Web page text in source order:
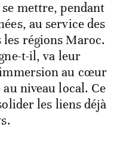
mettre, pendant
au service des
régions Maroc.
t-il, va leur
au cœur
niveau local. Ce
les liens déjà